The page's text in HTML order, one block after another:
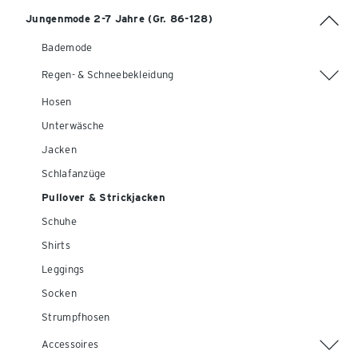
Jungenmode 2-7 Jahre (Gr. 86-128)
Bademode
Regen- & Schneebekleidung
Hosen
Unterwäsche
Jacken
Schlafanzüge
Pullover & Strickjacken
Schuhe
Shirts
Leggings
Socken
Strumpfhosen
Accessoires